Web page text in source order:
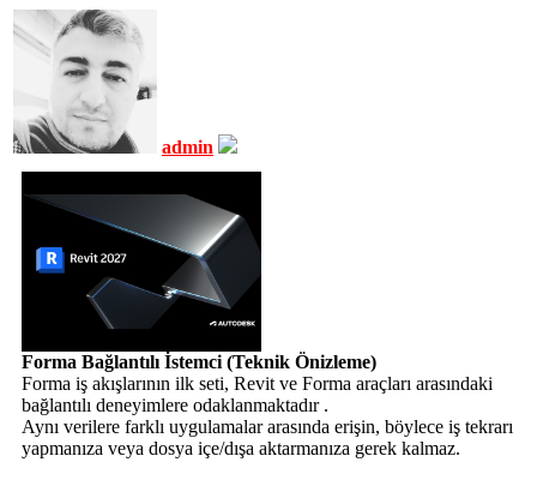
admin
Forma Bağlantılı İstemci (Teknik Önizleme)
Forma iş akışlarının ilk seti, Revit ve Forma araçları arasındaki
bağlantılı deneyimlere odaklanmaktadır .
Aynı verilere farklı uygulamalar arasında erişin, böylece iş tekrarı
yapmanıza veya dosya içe/dışa aktarmanıza gerek kalmaz.